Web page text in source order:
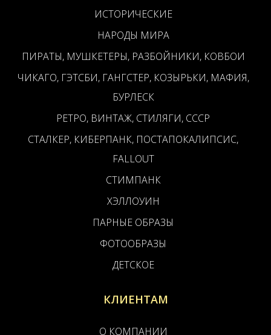
ИСТОРИЧЕСКИЕ
НАРОДЫ МИРА
ПИРАТЫ, МУШКЕТЕРЫ, РАЗБОЙНИКИ, КОВБОИ
ЧИКАГО, ГЭТСБИ, ГАНГСТЕР, КОЗЫРЬКИ, МАФИЯ,
БУРЛЕСК
РЕТРО, ВИНТАЖ, СТИЛЯГИ, СССР
СТАЛКЕР, КИБЕРПАНК, ПОСТАПОКАЛИПСИС,
FALLOUT
СТИМПАНК
ХЭЛЛОУИН
ПАРНЫЕ ОБРАЗЫ
ФОТООБРАЗЫ
ДЕТСКОЕ
КЛИЕНТАМ
О КОМПАНИИ